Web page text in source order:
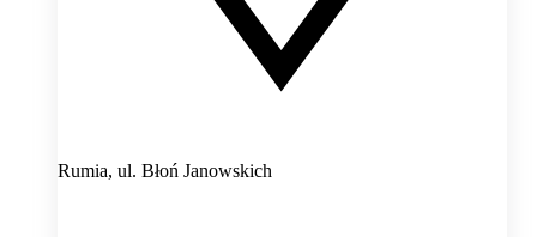
Rumia, ul. Błoń Janowskich